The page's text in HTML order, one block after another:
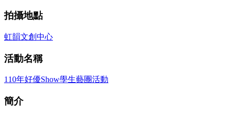
拍攝地點
虹韻文創中心
活動名稱
110年好優Show學生藝團活動
簡介